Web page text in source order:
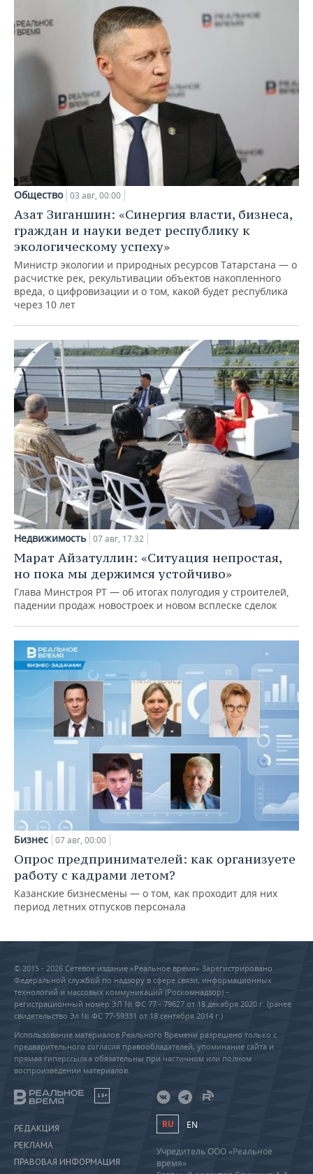
Общество 03 авг, 00:00
Азат Зиганшин: «Синергия власти, бизнеса,
граждан и науки ведет республику к
экологическому успеху»
Министр экологии и природных ресурсов Татарстана — о
расчистке рек, рекультивации объектов накопленного
вреда, о цифровизации и о том, какой будет республика
через 10 лет
Недвижимость 07 авг, 17:32
Марат Айзатуллин: «Ситуация непростая,
но пока мы держимся устойчиво»
Глава Минстроя РТ — об итогах полугодия у строителей,
падении продаж новостроек и новом всплеске сделок
Бизнес 07 авг, 00:00
Опрос предпринимателей: как организуете
работу с кадрами летом?
Казанские бизнесмены — о том, как проходит для них
период летних отпусков персонала
© 2015 - 2026 Сетевое издание «Реальное время» Зарегистрировано
Федеральной службой по надзору в сфере связи, информационных
технологий и массовых коммуникаций (Роскомнадзор) –
регистрационный номер ЭЛ № ФС 77 - 79627 от 18 декабря 2020 г. (ранее
свидетельство Эл № ФС 77-59331 от 18 сентября 2014 г.)
Использование материалов Реального Времени разрешено только с
предварительного согласия правообладателей, упоминание сайта и
прямая гиперссылка обязательны при частичном или полном
воспроизведении материалов.
18+
РЕДАКЦИЯ
РЕКЛАМА
ПРАВОВАЯ ИНФОРМАЦИЯ
RU EN
Учредитель ООО «Реальное
время»